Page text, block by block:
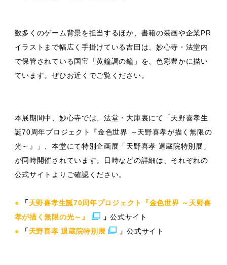
数多くのゲーム背景を担当するほか、書籍の装画や企業PR
イラストまで幅広く手掛けている吉田は、妙心寺・法堂内
で保管されている国宝「黄鐘調の鐘」を、色彩豊かに描い
ています。ぜひお近くでご覧ください。
本展期間中、妙心寺では、法堂・大庫裏にて「天野喜孝生
誕70周年プロジェクト『金色世界 ～天野喜孝が描く無限の
光～』」、本堂にて特別企画展「天野喜孝 退蔵院特別展」
が同時開催されています。日時などの詳細は、それぞれの
公式サイトよりご確認ください。
● 「天野喜孝生誕70周年プロジェクト『金色世界 ～天野喜
孝が描く無限の光～』
」公式サイト
●
「天野喜孝 退蔵院特別展 」公式サイト